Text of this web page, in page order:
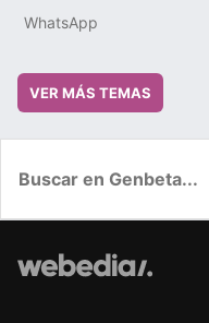
WhatsApp
VER MÁS TEMAS